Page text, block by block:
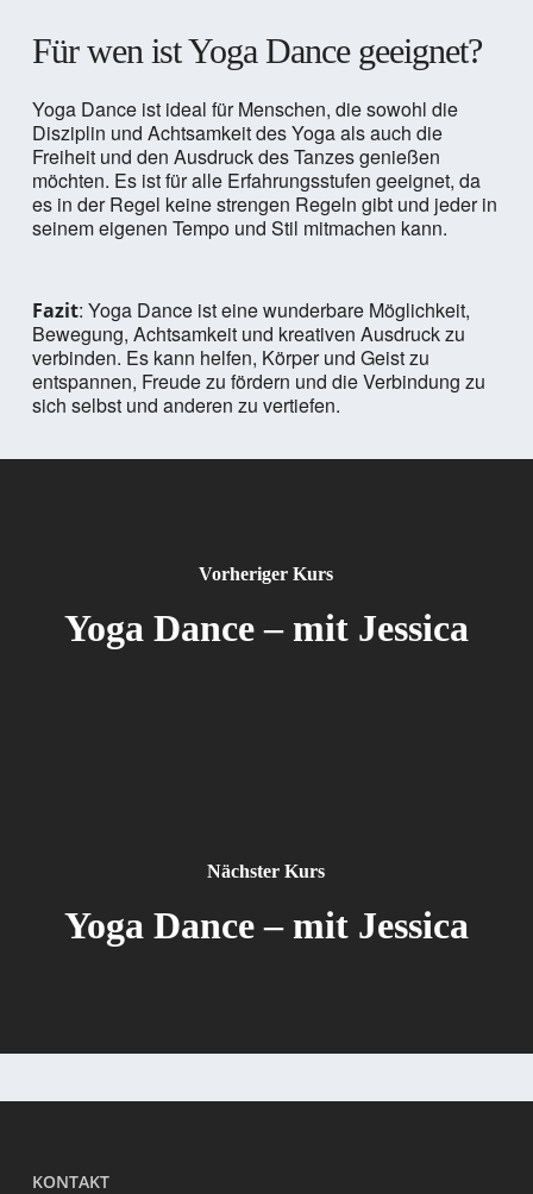
Für wen ist Yoga Dance geeignet?
Yoga Dance ist ideal für Menschen, die sowohl die
Disziplin und Achtsamkeit des Yoga als auch die
Freiheit und den Ausdruck des Tanzes genießen
möchten. Es ist für alle Erfahrungsstufen geeignet, da
es in der Regel keine strengen Regeln gibt und jeder in
seinem eigenen Tempo und Stil mitmachen kann.
Fazit: Yoga Dance ist eine wunderbare Möglichkeit,
Bewegung, Achtsamkeit und kreativen Ausdruck zu
verbinden. Es kann helfen, Körper und Geist zu
entspannen, Freude zu fördern und die Verbindung zu
sich selbst und anderen zu vertiefen.
Vorheriger Kurs
Yoga Dance – mit Jessica
Nächster Kurs
Yoga Dance – mit Jessica
KONTAKT